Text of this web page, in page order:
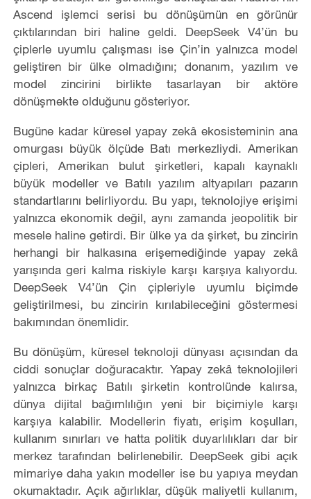
Ascend işlemci serisi bu dönüşümün en görünür
çıktılarından biri haline geldi. DeepSeek V4’ün bu
çiplerle uyumlu çalışması ise Çin’in yalnızca model
geliştiren bir ülke olmadığını; donanım, yazılım ve
model zincirini birlikte tasarlayan bir aktöre
dönüşmekte olduğunu gösteriyor.
Bugüne kadar küresel yapay zekâ ekosisteminin ana
omurgası büyük ölçüde Batı merkezliydi. Amerikan
çipleri, Amerikan bulut şirketleri, kapalı kaynaklı
büyük modeller ve Batılı yazılım altyapıları pazarın
standartlarını belirliyordu. Bu yapı, teknolojiye erişimi
yalnızca ekonomik değil, aynı zamanda jeopolitik bir
mesele haline getirdi. Bir ülke ya da şirket, bu zincirin
herhangi bir halkasına erişemediğinde yapay zekâ
yarışında geri kalma riskiyle karşı karşıya kalıyordu.
DeepSeek V4’ün Çin çipleriyle uyumlu biçimde
geliştirilmesi, bu zincirin kırılabileceğini göstermesi
bakımından önemlidir.
Bu dönüşüm, küresel teknoloji dünyası açısından da
ciddi sonuçlar doğuracaktır. Yapay zekâ teknolojileri
yalnızca birkaç Batılı şirketin kontrolünde kalırsa,
dünya dijital bağımlılığın yeni bir biçimiyle karşı
karşıya kalabilir. Modellerin fiyatı, erişim koşulları,
kullanım sınırları ve hatta politik duyarlılıkları dar bir
merkez tarafından belirlenebilir. DeepSeek gibi açık
mimariye daha yakın modeller ise bu yapıya meydan
okumaktadır. Açık ağırlıklar, düşük maliyetli kullanım,